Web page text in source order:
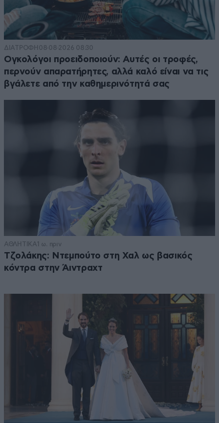
ΔΙΑΤΡΟΦΗ 08·08·2026 08:30
Ογκολόγοι προειδοποιούν: Αυτές οι τροφές,
περνούν απαρατήρητες, αλλά καλό είναι να τις
βγάλετε από την καθημερινότητά σας
ΑΘΛΗΤΙΚΑ1 ω. πριν
Τζολάκης: Ντεμπούτο στη Χαλ ως βασικός
κόντρα στην Άιντραχτ